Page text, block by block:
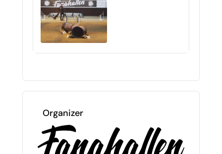
Organizer